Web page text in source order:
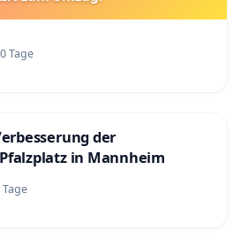
Tage
der
in Mannheim